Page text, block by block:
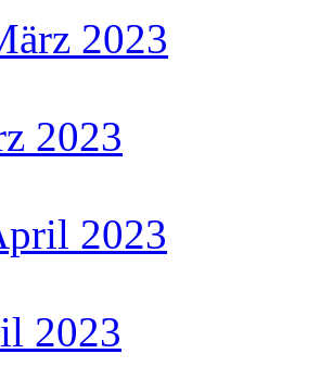
2023
2023
2023
2023